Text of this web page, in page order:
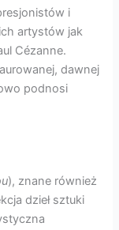
i
artystów jak
Cézanne.
dawnej
podnosi
), znane również
dzieł sztuki